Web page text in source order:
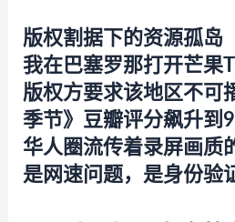
版权割据下的资源孤岛
我在巴塞罗那打开芒果
版权方要求该地区不可
季节》豆瓣评分飙升到
华人圈流传着录屏画质
是网速问题，是身份验